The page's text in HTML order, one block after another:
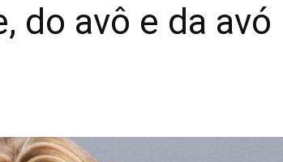
do avô e da avó